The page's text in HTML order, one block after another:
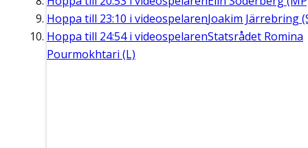
Hoppa till 23:10 i videospelarenJoakim Järrebring
Hoppa till 24:54i videospelarenStatsrådet Romina
Pourmokhtari (L)